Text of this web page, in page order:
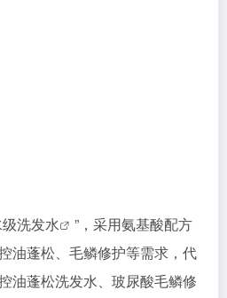
洗发水
”，采用氨基酸配方
油蓬松、毛鳞修护等需求，代
油蓬松洗发水、玻尿酸毛鳞修